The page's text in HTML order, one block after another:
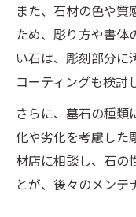
また、石材の色や質
ため、彫り方や書体
い石は、彫刻部分に
コーティングも検討
さらに、墓石の種類
化や劣化を考慮した
材店に相談し、石の
とが、後々のメンテ